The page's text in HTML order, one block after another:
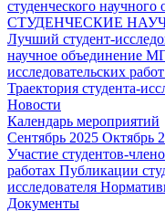
студенческого
СТУДЕНЧЕСКИЕ
Лучший студент-
научное объединение
исследовательских
Траектория студента-
Новости
Календарь мероприятий
Сентябрь 2025 Октябрь
Участие студентов-
работах Публикации
исследователя
Документы